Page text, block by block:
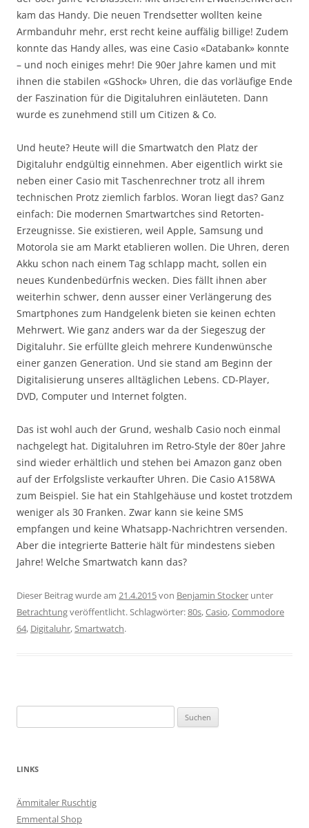
kam das Handy. Die neuen Trendsetter wollten keine
Armbanduhr mehr, erst recht keine auffälig billige! Zudem
konnte das Handy alles, was eine Casio «Databank» konnte
– und noch einiges mehr! Die 90er Jahre kamen und mit
ihnen die stabilen «GShock» Uhren, die das vorläufige Ende
der Faszination für die Digitaluhren einläuteten. Dann
wurde es zunehmend still um Citizen & Co.
Und heute? Heute will die Smartwatch den Platz der
Digitaluhr endgültig einnehmen. Aber eigentlich wirkt sie
neben einer Casio mit Taschenrechner trotz all ihrem
technischen Protz ziemlich farblos. Woran liegt das? Ganz
einfach: Die modernen Smartwartches sind Retorten-
Erzeugnisse. Sie existieren, weil Apple, Samsung und
Motorola sie am Markt etablieren wollen. Die Uhren, deren
Akku schon nach einem Tag schlapp macht, sollen ein
neues Kundenbedürfnis wecken. Dies fällt ihnen aber
weiterhin schwer, denn ausser einer Verlängerung des
Smartphones zum Handgelenk bieten sie keinen echten
Mehrwert. Wie ganz anders war da der Siegeszug der
Digitaluhr. Sie erfüllte gleich mehrere Kundenwünsche
einer ganzen Generation. Und sie stand am Beginn der
Digitalisierung unseres alltäglichen Lebens. CD-Player,
DVD, Computer und Internet folgten.
Das ist wohl auch der Grund, weshalb Casio noch einmal
nachgelegt hat. Digitaluhren im Retro-Style der 80er Jahre
sind wieder erhältlich und stehen bei Amazon ganz oben
auf der Erfolgsliste verkaufter Uhren. Die Casio A158WA
zum Beispiel. Sie hat ein Stahlgehäuse und kostet trotzdem
weniger als 30 Franken. Zwar kann sie keine SMS
empfangen und keine Whatsapp-Nachrichtren versenden.
Aber die integrierte Batterie hält für mindestens sieben
Jahre! Welche Smartwatch kann das?
Dieser Beitrag wurde am 21.4.2015von Benjamin Stocker unter
Betrachtungveröffentlicht. Schlagwörter:80s,Casio,Commodore
64, Digitaluhr,Smartwatch.
nach:
LINKS
Ämmitaler Ruschtig
Emmental Shop